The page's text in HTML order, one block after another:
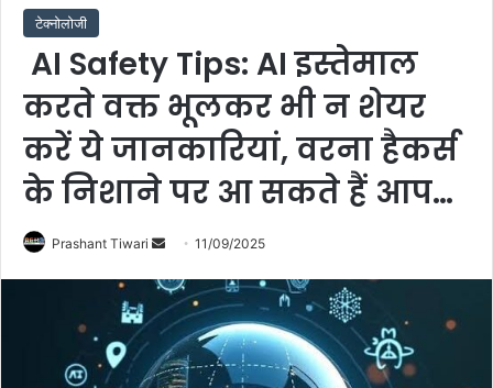
टेक्नोलोजी
AI Safety Tips: AI इस्तेमाल
करते वक्त भूलकर भी न शेयर
करें ये जानकारियां, वरना हैकर्स
के निशाने पर आ सकते हैं आप…
Prashant Tiwari
Send
email
11/09/2025